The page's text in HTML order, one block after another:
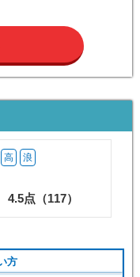
高 浪
4.5点（117）
方